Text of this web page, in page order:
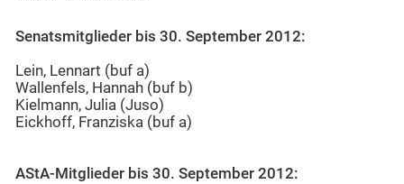
Senatsmitglieder bis 30. September 2012:
Lein, Lennart (buf a)
Wallenfels, Hannah (buf b)
Kielmann, Julia (Juso)
Eickhoff, Franziska (buf a)
AStA-Mitglieder bis 30. September 2012: